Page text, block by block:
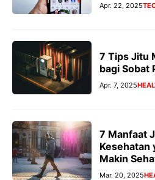
Apr. 22, 2025
7 Tips Jitu
bagi Sobat
Apr. 7, 2025
7 Manfaat
Kesehatan
Makin
Mar. 20, 2025